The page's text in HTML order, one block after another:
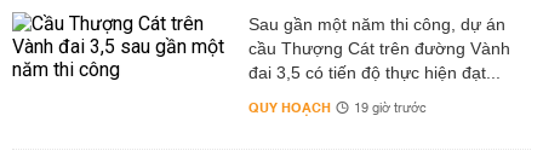
Sau gần một năm thi công, dự án
cầu Thượng Cát trên đường Vành
đai 3,5 có tiến độ thực hiện đạt...
QUY HOẠCH 19 giờ trước